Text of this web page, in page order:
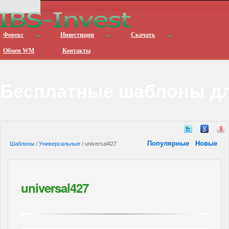
Форекс Инвестиции Скачать
Обмен WM Контакты
Шаблоны / Универсальные / universal427 Популярные Новые
universal427